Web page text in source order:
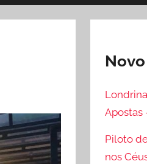
Novo
Apostas
Piloto
nos